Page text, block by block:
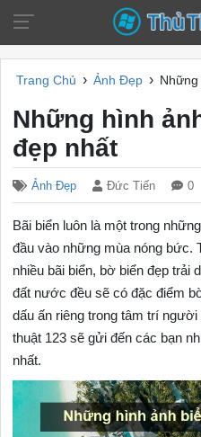
Trang Chủ › Ảnh Đẹp ›
Những hình
đẹp nhất
Ảnh Đẹp Đức Tiến 0
Bãi biển luôn là một trong
đầu vào những mùa nóng bức.
nhiều bãi biển, bờ biển đẹp trải
đất nước đều sẽ có đặc điểm
dấu ấn riêng trong tâm trí
thuật 123 sẽ gửi đến các bạn
nhất.